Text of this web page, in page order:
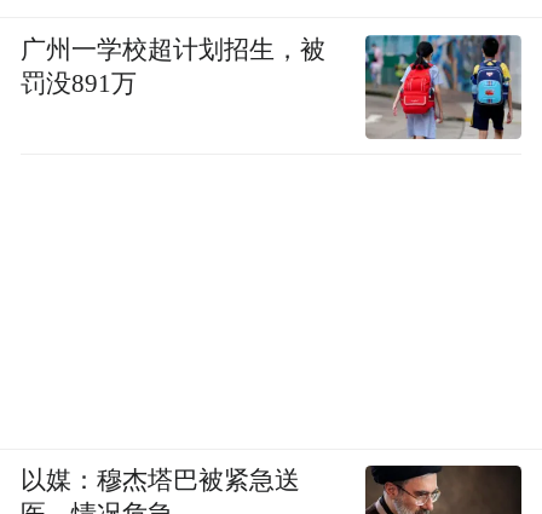
广州一学校超计划招生，被
罚没891万
以媒：穆杰塔巴被紧急送